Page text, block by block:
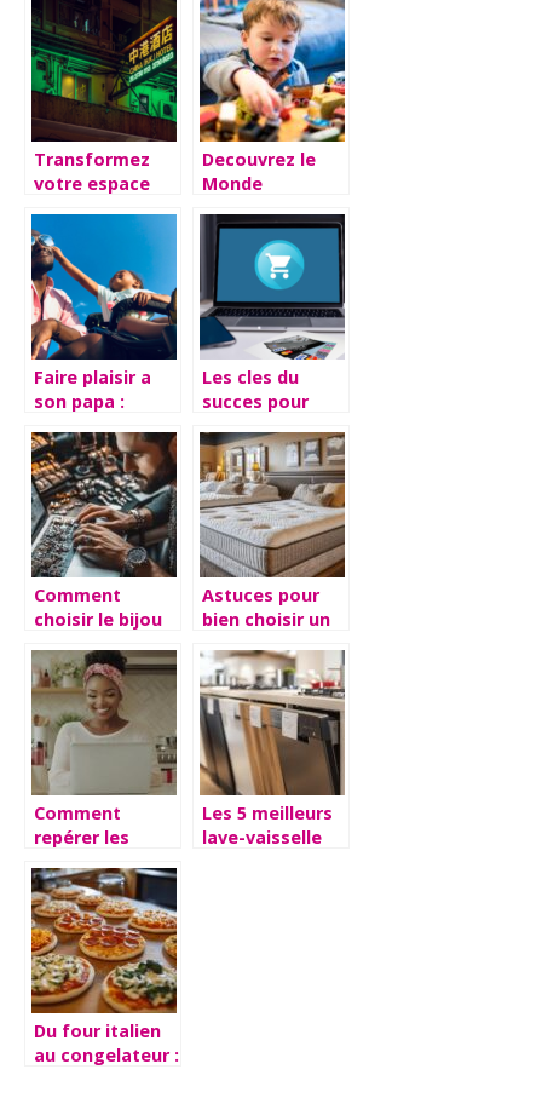
avantages et
conseils a
suivre lors du
choix
Transformez
votre espace
enseignes au
neon
personnalisees
Decouvrez le
Monde
MonsieurJouet :
Le Paradis pour
les Amoureux
de Jeux et
Jouets
Faire plaisir a
son papa :
cadeaux
parfaits
Les cles du
succes pour
economies sur
vos courses en
ligne
Comment
choisir le bijou
idéal sur une
boutique en
ligne ?
Astuces pour
bien choisir un
à vos besoins
Comment
repérer les
offres beauté
en faisant ses
courses en ligne
?
Les 5 meilleurs
lave-vaisselle
Du four italien
au congelateur :